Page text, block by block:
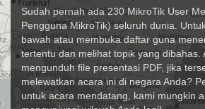
Sudah pernah ada 230 MikroTik User
Pengguna MikroTik) seluruh dunia.
bawah atau membuka daftar guna
tertentu dan melihat topik yang dibahas.
mengunduh file presentasi PDF, jika
melewatkan acara ini di negara Anda?
untuk acara mendatang, kami mungkin